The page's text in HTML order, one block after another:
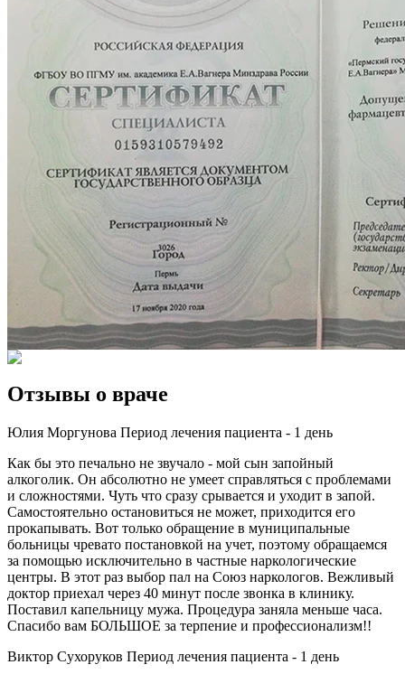
Отзывы о враче
Юлия Моргунова Период лечения пациента - 1 день
Как бы это печально не звучало - мой сын запойный
алкоголик. Он абсолютно не умеет справляться с проблемами
и сложностями. Чуть что сразу срывается и уходит в запой.
Самостоятельно остановиться не может, приходится его
прокапывать. Вот только обращение в муниципальные
больницы чревато постановкой на учет, поэтому обращаемся
за помощью исключительно в частные наркологические
центры. В этот раз выбор пал на Союз наркологов. Вежливый
доктор приехал через 40 минут после звонка в клинику.
Поставил капельницу мужа. Процедура заняла меньше часа.
Спасибо вам БОЛЬШОЕ за терпение и профессионализм!!
Виктор Сухоруков Период лечения пациента - 1 день